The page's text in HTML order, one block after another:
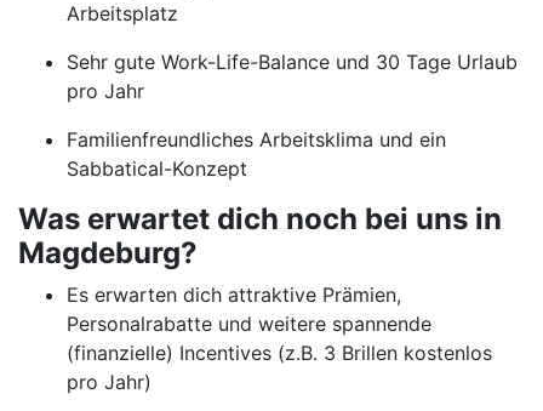
Arbeitsplatz
Sehr gute Work-Life-Balance und 30 Tage Urlaub
pro Jahr
Familienfreundliches Arbeitsklima und ein
Sabbatical-Konzept
Was erwartet dich noch bei uns in
Magdeburg?
Es erwarten dich attraktive Prämien,
Personalrabatte und weitere spannende
(finanzielle) Incentives (z.B. 3 Brillen kostenlos
pro Jahr)